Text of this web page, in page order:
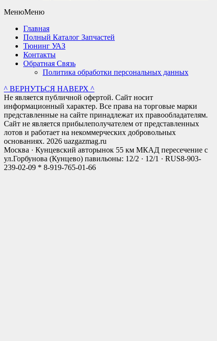
МенюМеню
Главная
Полный Каталог Запчастей
Тюнинг УАЗ
Контакты
Обратная Связь
Политика обработки персональных данных
^ ВЕРНУТЬСЯ НАВЕРХ ^
Не является публичной офертой. Сайт носит
информационный характер. Все права на торговые марки
представленные на сайте принадлежат их правообладателям.
Сайт не является прибылеполучателем от представленных
лотов и работает на некоммерческих добровольных
основаниях. 2026 uazgazmag.ru
Москва · Кунцевский авторынок 55 км МКАД пересечение с
ул.Горбунова (Кунцево) павильоны: 12/2 · 12/1 · RUS8-903-
239-02-09 * 8-919-765-01-66